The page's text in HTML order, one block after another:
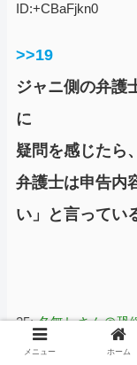
ID:+CBaFjkn0
>>19
ジャニ側の弁護
に
疑問を感じたら
弁護士は申告内
い」と言ってい
25:名無しさん＠恐
ID:TrsztlRk0
メニュー ホーム